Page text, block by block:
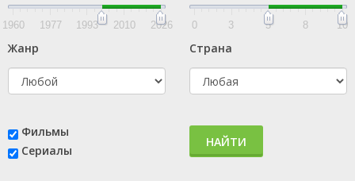
1960 1977 1993 2010 2026 0 3 5 8 10
Жанр Страна
Фильмы
Сериалы
НАЙТИ